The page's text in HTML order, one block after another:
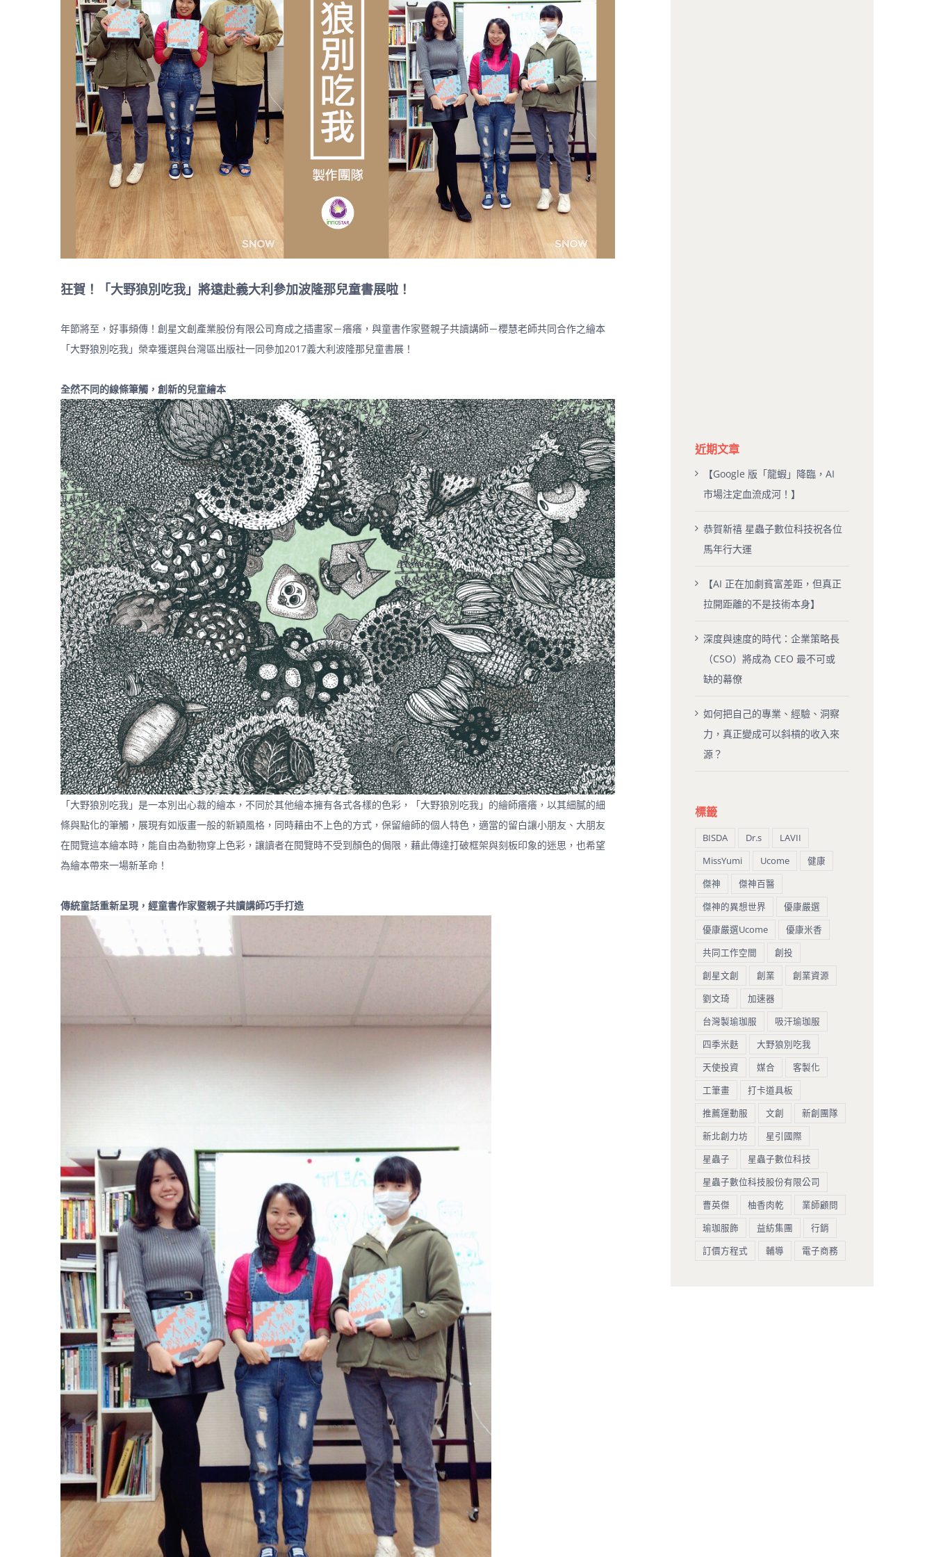
狂賀！「大野狼別吃我」將遠赴義大利參加波隆那兒童書展啦！
年節將至，好事頻傳！創星文創產業股份有限公司育成之插畫家－癢癢，與童書作家暨親子共讀講師－櫻慧老師共同合作之繪本
「大野狼別吃我」榮幸獲選與台灣區出版社一同參加2017義大利波隆那兒童書展！
全然不同的線條筆觸，創新的兒童繪本
「大野狼別吃我」是一本別出心裁的繪本，不同於其他繪本擁有各式各樣的色彩，「大野狼別吃我」的繪師癢癢，以其細膩的細
條與點化的筆觸，展現有如版畫一般的新穎風格，同時藉由不上色的方式，保留繪師的個人特色，適當的留白讓小朋友、大朋友
在閱覽這本繪本時，能自由為動物穿上色彩，讓讀者在閱覽時不受到顏色的侷限，藉此傳達打破框架與刻板印象的迷思，也希望
為繪本帶來一場新革命！
傳統童話重新呈現，經童書作家暨親子共讀講師巧手打造
近期文章
【Google 版「龍蝦」降臨，AI
市場注定血流成河！】
恭賀新禧 星蟲子數位科技祝各位
馬年行大運
【AI 正在加劇貧富差距，但真正
拉開距離的不是技術本身】
深度與速度的時代：企業策略長
（CSO）將成為 CEO 最不可或
缺的幕僚
如何把自己的專業、經驗、洞察
力，真正變成可以斜槓的收入來
源？
標籤
BISDA Dr.s
LAVII
MissYumi
Ucome
健康
傑神
傑神百醫
傑神的異想世界
優康嚴選
優康嚴選Ucome
優康米香
共同工作空間
創投
創星文創
創業
創業資源
劉文琦
加速器
台灣製瑜珈服
吸汗瑜珈服
四季米麩
大野狼別吃我
天使投資
媒合
客製化
工筆畫
打卡道具板
推薦運動服
文創
新創團隊
新北創力坊
星引國際
星蟲子
星蟲子數位科技
星蟲子數位科技股份有限公司
曹英傑
柚香肉乾
業師顧問
瑜珈服飾
益紡集團
行銷
訂價方程式
輔導 電子商務